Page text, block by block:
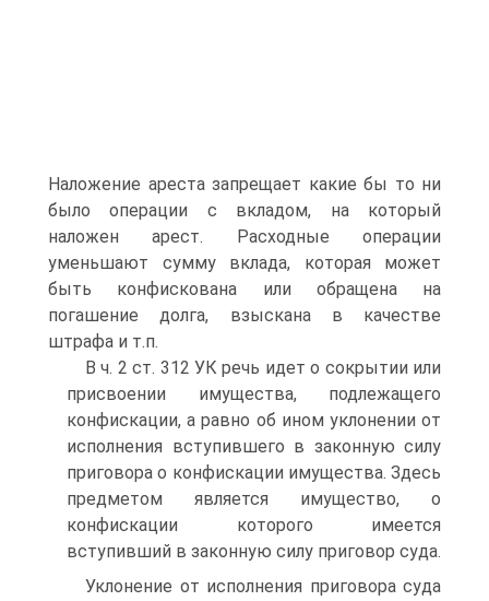
Наложение ареста запрещает какие бы то ни
было операции с вкладом, на который
наложен арест. Расходные операции
уменьшают сумму вклада, которая может
быть конфискована или обращена на
погашение долга, взыскана в качестве
штрафа и т.п.
В ч. 2 ст. 312 УК речь идет о сокрытии или
присвоении имущества, подлежащего
конфискации, а равно об ином уклонении от
исполнения вступившего в законную силу
приговора о конфискации имущества. Здесь
предметом является имущество, о
конфискации которого имеется
вступивший в законную силу приговор суда.
Уклонение от исполнения приговора суда